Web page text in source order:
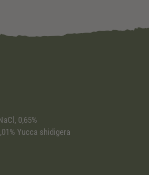
0,65%
Yucca shidigera